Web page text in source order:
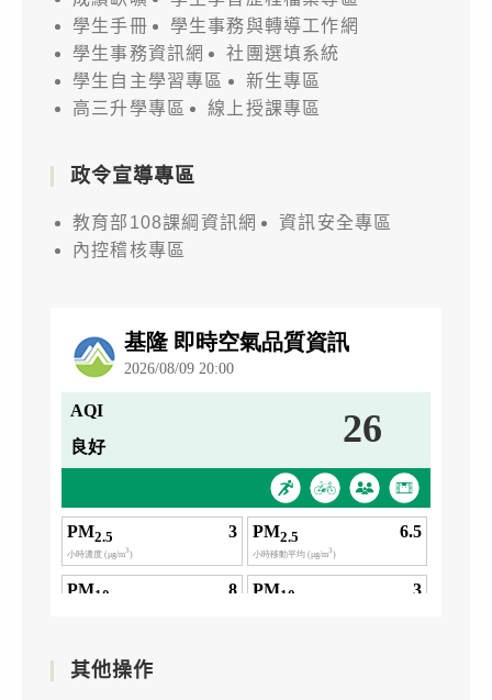
學生手冊
學生事務與轉導工作網
學生事務資訊網
社團選填系統
學生自主學習專區
新生專區
高三升學專區
線上授課專區
政令宣導專區
教育部108課綱資訊網
資訊安全專區
內控稽核專區
其他操作